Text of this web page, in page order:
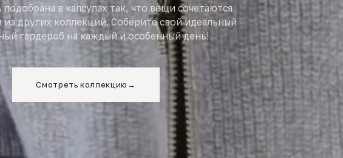
в капсулах так, что вещи сочетаются
из других коллекций. Соберите свой идеальный
гардероб на каждый и особенный день!
Смотреть коллекцию →